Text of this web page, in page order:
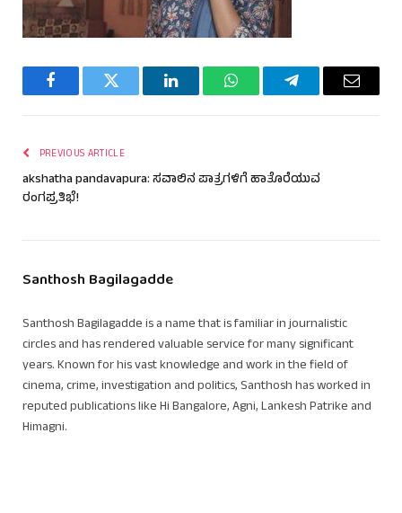
FacebookTwitter LinkedInWhatsAppTelegramEmail
PREVIOUS ARTICLE
akshatha pandavapura: ಸವಾಲಿನ ಪಾತ್ರಗಳಿಗೆ ಹಾತೊರೆಯುವ
ರಂಗಪ್ರತಿಭೆ!
Santhosh Bagilagadde
Santhosh Bagilagadde is a name that is familiar in journalistic
circles and has rendered valuable service for many significant
years. Known for his vast knowledge and work in the field of
cinema, crime, investigation and politics, Santhosh has worked in
reputed publications like Hi Bangalore, Agni, Lankesh Patrike and
Himagni.